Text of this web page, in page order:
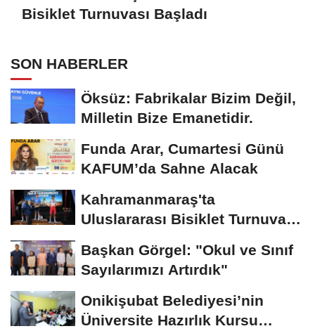
Bisiklet Turnuvası Başladı
SON HABERLER
Öksüz: Fabrikalar Bizim Değil,
Milletin Bize Emanetidir.
Funda Arar, Cumartesi Günü
KAFUM’da Sahne Alacak
Kahramanmaraş'ta
Uluslararası Bisiklet Turnuvası
Başkan Görgel: "Okul ve Sınıf
Sayılarımızı Artırdık"
Onikişubat Belediyesi’nin
Üniversite Hazırlık Kursu